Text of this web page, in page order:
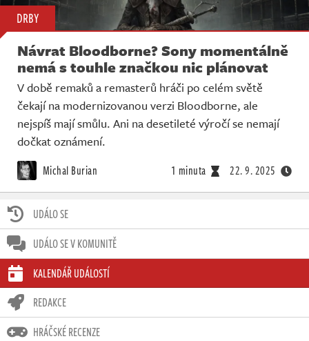
UDÁLO SE
UDÁLO SE V KOMUNITĚ
KALENDÁŘ UDÁLOSTÍ
REDAKCE
HRÁČSKÉ RECENZE
DRBY
Návrat Bloodborne? Sony momentálně
nemá s touhle značkou nic plánovat
V době remaků a remasterů hráči po celém světě
čekají na modernizovanou verzi Bloodborne, ale
nejspíš mají smůlu. Ani na desetileté výročí se nemají
dočkat oznámení.
Michal Burian 1 minuta 22. 9. 2025